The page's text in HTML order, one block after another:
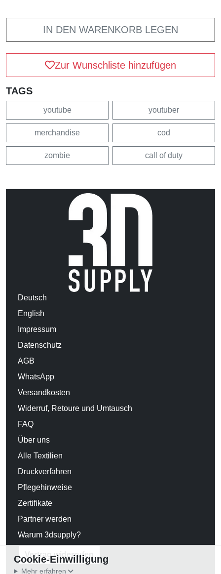
IN DEN WARENKORB LEGEN
Zur Wunschliste hinzufügen
TAGS
youtube youtuber
merchandise cod
zombie call of duty
Deutsch
English
Impressum
Datenschutz
AGB
WhatsApp
Versandkosten
Widerruf, Retoure und Umtausch
FAQ
Über uns
Alle Textilien
Druckverfahren
Pflegehinweise
Zertifikate
Partner werden
Warum 3dsupply?
Vertrag widerrufen
Cookie-Einwilligung
Mehr erfahren